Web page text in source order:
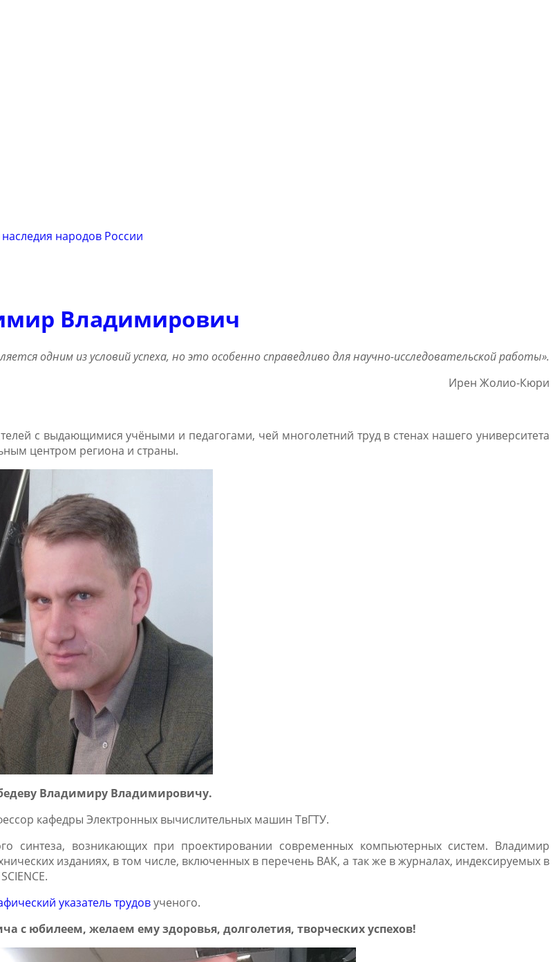
народов России
Владимирович
одним из условий успеха, но это особенно справедливо для научно-исследовательской работы».
Ирен Жолио-Кюри
с выдающимися учёными и педагогами, чей многолетний труд в стенах нашего университета
центром региона и страны.
Владимиру Владимировичу.
кафедры Электронных вычислительных машин ТвГТУ.
синтеза, возникающих при проектировании современных компьютерных систем. Владимир
изданиях, в том числе, включенных в перечень ВАК, а так же в журналах, индексируемых в
указатель трудовученого.
с юбилеем, желаем ему здоровья, долголетия, творческих успехов!